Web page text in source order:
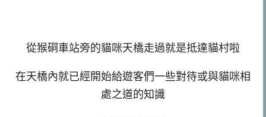
從猴硐車站旁的貓咪天橋走過就是抵達貓村啦
在天橋內就已經開始給遊客們一些對待或與貓咪相
處之道的知識